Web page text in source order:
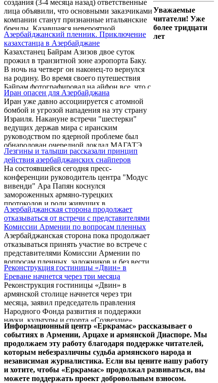
создания (3-4 месяца назад) ответственные
лица объявили, что основными заказчиками
компании станут признанные итальянские
бренды. Казавшаяся невероятной
перспектива сегодня воплотилась в
реальность. И это только начало, говорят
представители компании.
Азербайджанский пленник. Приключение
казахстанца в Азербайджане
Казахстанец Байрам Азизов двое суток
прожил в транзитной зоне аэропорта Баку.
В ночь на четверг он наконец-то вернулся
на родину. Во время своего путешествия
Байрам фотографировал на айфон все, что с
ним происходило. Эти снимки со своими
комментариями он передал редакции
Voxpopuli.kz:
Иран опасен для Азербайджана
Иран уже давно ассоциируется с атомной
бомбой и угрозой нападения на эту страну
Израиля. Накануне встречи "шестерки"
ведущих держав мира с иранским
руководством по ядерной проблеме был
обнародован очередной доклад МАГАТЭ,
отмечает радиостанция «Голос России».
Лезгины и талыши рассказали принцип
действия азербайджанских снайперов
На состоявшейся сегодня пресс-
конференции руководитель центра "Модус
вивенди" Ара Папян коснулся
замороженных армяно-турецких
протоколов и роли живущих в
Азербайджане национальных меньшинств в
деле принуждения этой страны к миру на
карабахском фронте.
Азербайджанская сторона продолжает
отказываться от встречи с представителями
Комиссии Армении по вопросам пленных
Азербайджанская сторона пока продолжает
отказываться принять участие во встрече с
представителями Комиссии Армении по
вопросам пленных, заложников и без вести
пропавших. Об этом в беседе с
корреспондентом Новости Армении -
NEWS.am сообщил руководитель Рабочей
группы Комиссии Армении по вопросам
пленных, заложников и без вести
пропавших Армен Каприелян. «Армянская
сторона не оставляет попыток провести
такую встречу. Однако по сей день нет
положительного результата», - подчеркнул
он.
Реконструкция гостиницы «Двин» в
Ереване начнется через три месяца
Реконструкция гостиницы «Двин» в
армянской столице начнется через три
месяца, заявил председатель правления
Народного Фонда развития и поддержки
науки, культуры и спорта «Созвездие»
Артак Товмасян в ходе пресс-конференции,
приуроченной к благотворительному
концерту Иосифа Кобзона в Ереване.
Уважаемые
читатели! Уже
более тридцати
лет
Информационный центр «Еркрамас» рассказывает о
событиях в Армении, Арцахе и армянской Диаспоре. Мы
продолжаем эту работу благодаря поддержке читателей,
которым небезразличны судьба армянского народа и
независимая журналистика. Если вы цените нашу работу
и хотите, чтобы «Еркрамас» продолжал развиваться, вы
можете поддержать проект добровольным взносом.